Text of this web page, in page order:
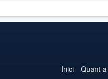
Inici Quant a